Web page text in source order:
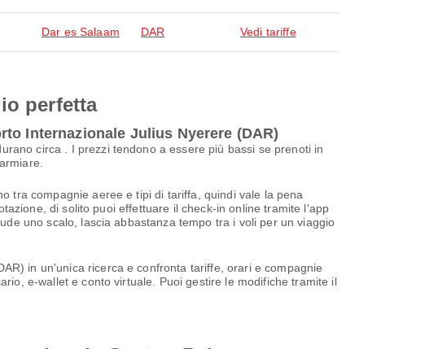
Dar es Salaam DAR Vedi tariffe
perfetta
Internazionale Julius Nyerere (DAR)
circa . I prezzi tendono a essere più bassi se prenoti in
tra compagnie aeree e tipi di tariffa, quindi vale la pena
di solito puoi effettuare il check-in online tramite l'app
uno scalo, lascia abbastanza tempo tra i voli per un viaggio
in un'unica ricerca e confronta tariffe, orari e compagnie
e-wallet e conto virtuale. Puoi gestire le modifiche tramite il